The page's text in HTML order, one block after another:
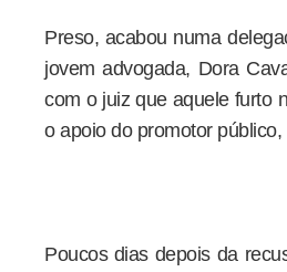
Preso, acabou numa
jovem advogada, Dora
com o juiz que aquele furto
o apoio do promotor
Poucos dias depois da